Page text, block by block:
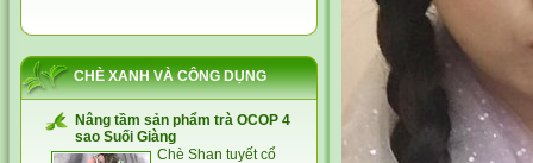
CHÈ XANH VÀ CÔNG DỤNG
Nâng tầm sản phẩm trà OCOP 4
sao Suối Giàng
Chè Shan tuyết cổ